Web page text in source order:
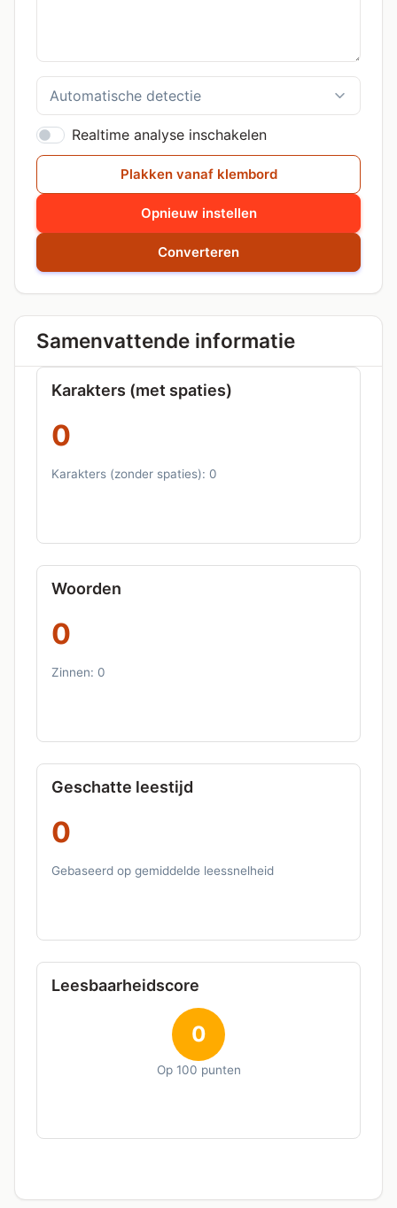
Realtime analyse inschakelen
Plakken vanaf klembord
Opnieuw instellen
Converteren
Samenvattende informatie
Karakters (met spaties)
0
Karakters (zonder spaties): 0
Woorden
0
Zinnen: 0
Geschatte leestijd
0
Gebaseerd op gemiddelde leessnelheid
Leesbaarheidscore
0
Op 100 punten